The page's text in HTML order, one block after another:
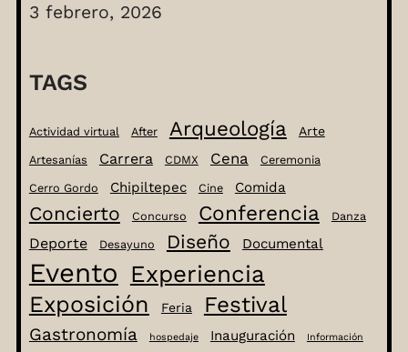
3 febrero, 2026
TAGS
Actividad virtual After Arqueología Arte
Artesanías Carrera CDMX Cena Ceremonia
Cerro Gordo Chipiltepec Cine Comida
Concierto Concurso Conferencia Danza
Deporte Desayuno Diseño Documental
Evento Experiencia
Exposición Feria Festival
Gastronomía hospedaje Inauguración Información